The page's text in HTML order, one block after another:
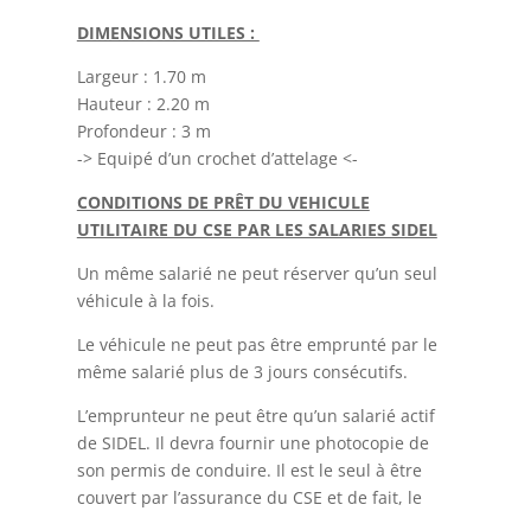
DIMENSIONS UTILES :
Largeur : 1.70 m
Hauteur : 2.20 m
Profondeur : 3 m
-> Equipé d’un crochet d’attelage <-
CONDITIONS DE PRÊT DU VEHICULE
UTILITAIRE DU CSE PAR LES SALARIES SIDEL
Un même salarié ne peut réserver qu’un seul
véhicule à la fois.
Le véhicule ne peut pas être emprunté par le
même salarié plus de 3 jours consécutifs.
L’emprunteur ne peut être qu’un salarié actif
de SIDEL. Il devra fournir une photocopie de
son permis de conduire. Il est le seul à être
couvert par l’assurance du CSE et de fait, le